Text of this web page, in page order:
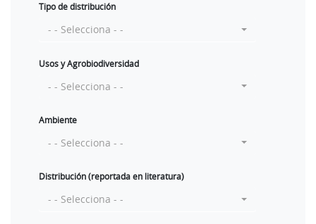
Tipo de distribución
- - Selecciona - -
Usos y Agrobiodiversidad
- - Selecciona - -
Ambiente
- - Selecciona - -
Distribución (reportada en literatura)
- - Selecciona - -